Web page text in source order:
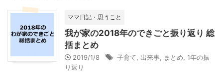
ママ日記・思うこと
我が家の2018年のできごと振り返り 総
括まとめ
2019/1/8 子育て 出来事 まとめ 1年の振
り返り